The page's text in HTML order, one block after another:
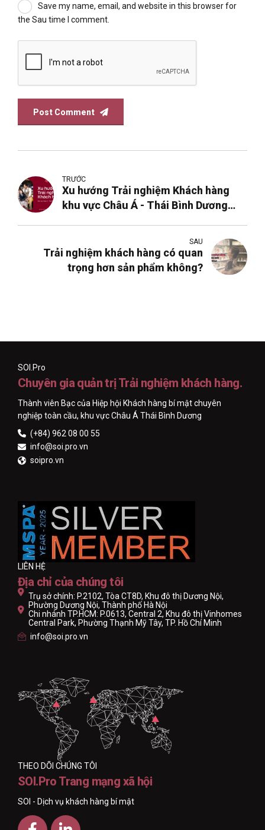
Save my name, email, and website in this browser for
the Sau time I comment.
Post Comment
TRƯỚC
Xu hướng Trải nghiệm Khách hàng
khu vực Châu Á - Thái Bình Dương
SAU
Trải nghiệm khách hàng có quan
trọng hơn sản phẩm không?
SOI.Pro
Chuyên gia quản trị Trải nghiệm khách hàng.
Thành viên Bạc của Hiệp hội Khách hàng bí mật chuyên
nghiệp toàn cầu, khu vực Châu Á Thái Bình Dương
(+84) 962 08 00 55
info@soi.pro.vn
soipro.vn
LIÊN HỆ
Địa chỉ của chúng tôi
Trụ sở chính: P.2102, Tòa CT8D, Khu đô thị Dương Nội,
Phường Dương Nội, Thành phố Hà Nội
Chi nhánh TP.HCM: P.0613, Central 2, Khu đô thị Vinhomes
Central Park, Phường Thạnh Mỹ Tây, TP. Hồ Chí Minh
info@soi.pro.vn
THEO DÕI CHÚNG TÔI
SOI.Pro Trang mạng xã hội
SOI - Dịch vụ khách hàng bí mật